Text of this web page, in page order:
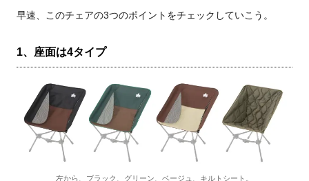
早速、このチェアの3つのポイントをチェックしていこう。
1、座面は4タイプ
左から、ブラック、グリーン、ベージュ、キルトシート。